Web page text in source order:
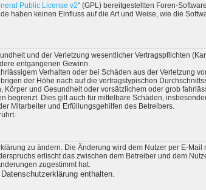
Public License v2“ (GPL) bereitgestellten Foren-
haben keinen Einfluss auf die Art und Weise, wie die
und der Verletzung wesentlicher Vertragspflichten
entgangenen Gewinn.
Verhalten oder bei Schäden aus der Verletzung
der Höhe nach auf die vertragstypischen
und Gesundheit oder vorsätzlichem oder grob
begrenzt. Dies gilt auch für mittelbare Schäden,
Mitarbeiter und Erfüllungsgehilfen des Betreibers.
zu ändern. Die Änderung wird dem Nutzer per E-Mail
erlischt das zwischen dem Betreiber und dem
zugestimmt hat.
enthalten.